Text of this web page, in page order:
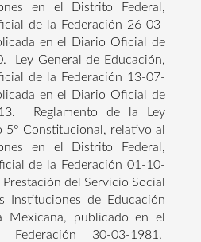
en el Distrito Federal,
de la Federación 26-03-
en el Diario Oficial de
Ley General de Educación,
de la Federación 13-07-
en el Diario Oficial de
Reglamento de la Ley
5° Constitucional, relativo al
en el Distrito Federal,
de la Federación 01-10-
del Servicio Social
Instituciones de Educación
Mexicana, publicado en el
30-03-1981.